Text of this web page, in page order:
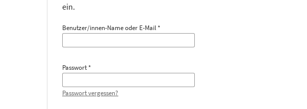
ein.
Benutzer/innen-Name oder E-Mail *
Passwort *
Passwort vergessen?